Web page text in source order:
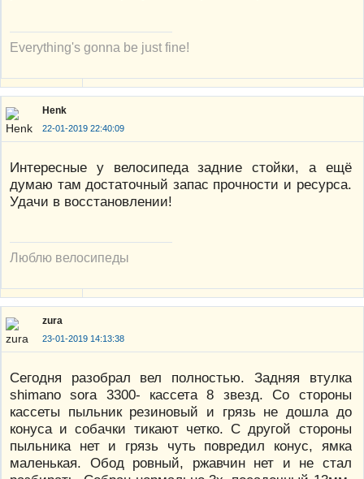
Everything's gonna be just fine!
Henk
22-01-2019 22:40:09
Интересные у велосипеда задние стойки, а ещё
думаю там достаточный запас прочности и ресурса.
Удачи в восстановлении!
Люблю велосипеды
zura
23-01-2019 14:13:38
Сегодня разобрал вел полностью. Задняя втулка
shimano sora 3300- кассета 8 звезд. Со стороны
кассеты пыльник резиновый и грязь не дошла до
конуса и собачки тикают четко. С другой стороны
пыльника нет и грязь чуть повредил конус, ямка
маленькая. Обод ровный, ржавчин нет и не стал